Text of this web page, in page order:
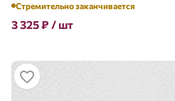
Стремительно заканчивается
3 325₽ / шт